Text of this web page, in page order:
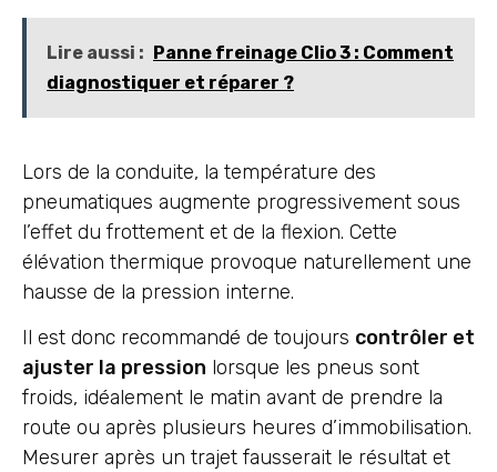
Lire aussi : Panne freinage Clio 3 : Comment
diagnostiquer et réparer ?
Lors de la conduite, la température des
pneumatiques augmente progressivement sous
l’effet du frottement et de la flexion. Cette
élévation thermique provoque naturellement une
hausse de la pression interne.
Il est donc recommandé de toujours contrôler et
ajuster la pression lorsque les pneus sont
froids, idéalement le matin avant de prendre la
route ou après plusieurs heures d’immobilisation.
Mesurer après un trajet fausserait le résultat et